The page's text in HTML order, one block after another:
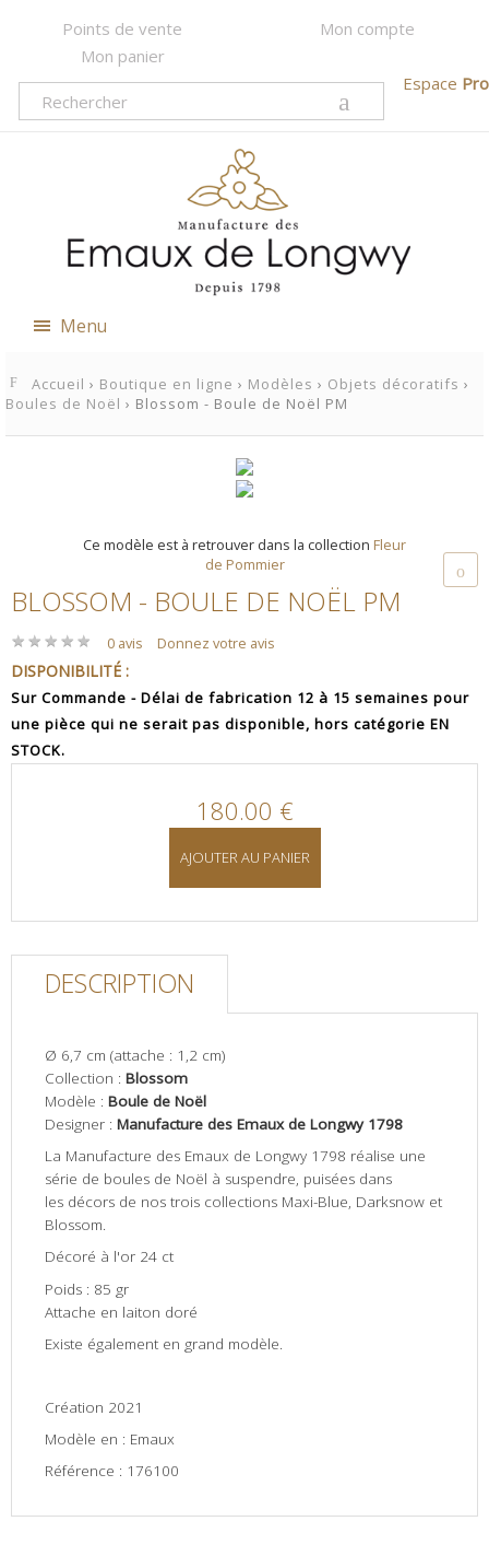
Points de vente
Mon compte
Mon panier
Espace Pro
Menu
Accueil › Boutique en ligne › Modèles › Objets décoratifs ›
Boules de Noël › Blossom - Boule de Noël PM
Ce modèle est à retrouver dans la collection Fleur
de Pommier
BLOSSOM - BOULE DE NOËL PM
★ ★ ★ ★ ★
★ ★ ★ ★ ★ 0 avis Donnez votre avis
DISPONIBILITÉ :
Sur Commande - Délai de fabrication 12 à 15 semaines pour
une pièce qui ne serait pas disponible, hors catégorie EN
STOCK.
180.00 €
AJOUTER AU PANIER
DESCRIPTION
Ø 6,7 cm (attache : 1,2 cm)
Collection : Blossom
Modèle : Boule de Noël
Designer : Manufacture des Emaux de Longwy 1798
La Manufacture des Emaux de Longwy 1798 réalise une
série de boules de Noël à suspendre, puisées dans
les décors de nos trois collections Maxi-Blue, Darksnow et
Blossom.
Décoré à l'or 24 ct
Poids : 85 gr
Attache en laiton doré
Existe également en grand modèle.
Création 2021
Modèle en : Emaux
Référence : 176100